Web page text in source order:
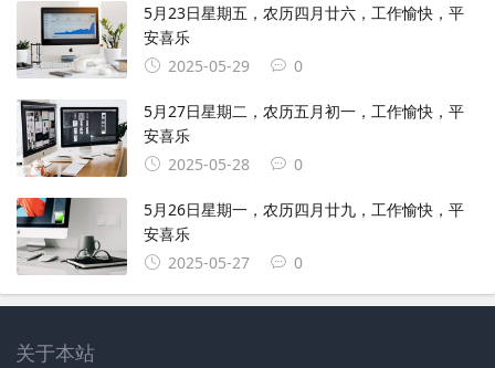
5月23日星期五，农历四月廿六，工作愉快，平
安喜乐
2025-05-29
0
5月27日星期二，农历五月初一，工作愉快，平
安喜乐
2025-05-28
0
5月26日星期一，农历四月廿九，工作愉快，平
安喜乐
2025-05-27
0
关于本站